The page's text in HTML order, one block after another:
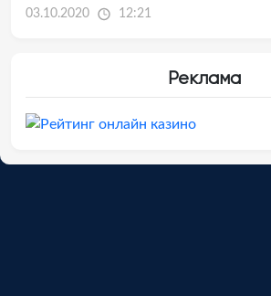
03.10.2020 12:21
Реклама